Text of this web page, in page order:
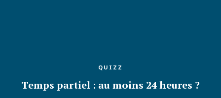
QUIZZ
Temps partiel : au moins 24 heures ?